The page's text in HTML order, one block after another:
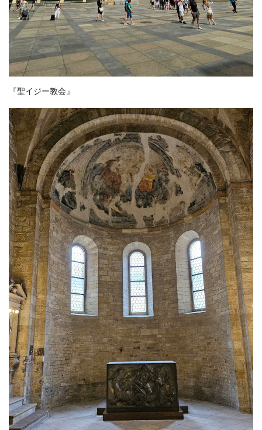
『聖イジー教会』